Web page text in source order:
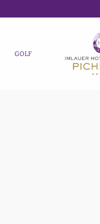
GOLF